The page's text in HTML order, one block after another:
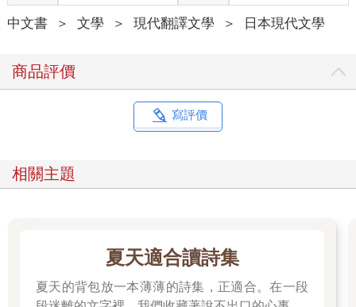
除了我們這對情侶之外幾乎所有的客人都已不年輕。而且聽他們
說話，工作也多半不順遂。以他們的收入水準，不是「想來」那
族，所以在經濟方面處於同樣狀態，或也因此才能自然地融入那
個環境。
一點，那些人或許深深結為一體。
基本上除了我倆之外的所有人都是相當嚴重的酒精中毒。
禍，另一人是喝醉了從窗子跌落，也太可怕了。
之後的人生雖然經常看到那種人，但如今自己有了小孩，為了安
果用委婉的說法，客人們的生活水準和複雜的程度當然有密切的
中文書 ＞ 文學 ＞ 現代翻譯文學 ＞ 日本現代文學
商品評價
寫評價
相關主題
夏天適合讀詩集
夏天的背包放一本薄薄的詩集，正適合。在一段